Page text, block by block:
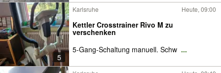
5
Karlsruhe Heute, 09:00
Kettler Crosstrainer Rivo M zu
verschenken
5-Gang-Schaltung manuell. Schw ...